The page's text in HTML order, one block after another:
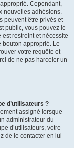
Cependant,
nouvelles adhésions.
peuvent être privés et
public, vous pouvez le
restreint et nécessite
bouton approprié. Le
votre requête et
de ne pas harceler un
d’utilisateurs ?
assigné lorsque
administrateur du
d’utilisateurs, votre
de le contacter en lui